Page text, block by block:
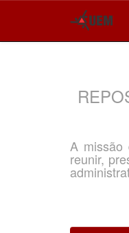
A missão
reunir,